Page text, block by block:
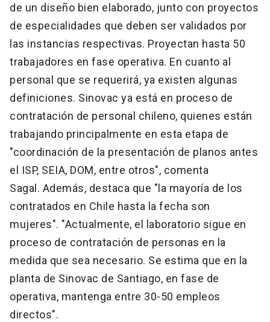
de un diseño bien elaborado, junto con proyectos
de especialidades que deben ser validados por
las instancias respectivas. Proyectan hasta 50
trabajadores en fase operativa. En cuanto al
personal que se requerirá, ya existen algunas
definiciones. Sinovac ya está en proceso de
contratación de personal chileno, quienes están
trabajando principalmente en esta etapa de
"coordinación de la presentación de planos antes
el ISP, SEIA, DOM, entre otros", comenta
Sagal. Además, destaca que "la mayoría de los
contratados en Chile hasta la fecha son
mujeres". "Actualmente, el laboratorio sigue en
proceso de contratación de personas en la
medida que sea necesario. Se estima que en la
planta de Sinovac de Santiago, en fase de
operativa, mantenga entre 30-50 empleos
directos".